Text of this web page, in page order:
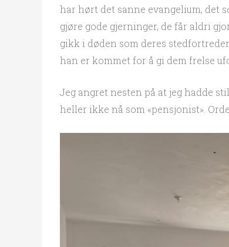
har hørt det sanne evangelium, det
gjøre gode gjerninger, de får aldri
gikk i døden som deres
han er kommet for å gi dem frelse
Jeg angret nesten på at jeg hadde
heller ikke nå som «pensjonist».